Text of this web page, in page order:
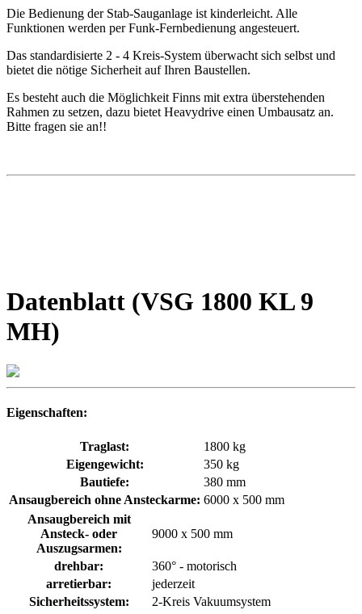
Die Bedienung der Stab-Sauganlage ist kinderleicht. Alle
Funktionen werden per Funk-Fernbedienung angesteuert.
Das standardisierte 2 - 4 Kreis-System überwacht sich selbst und
bietet die nötige Sicherheit auf Ihren Baustellen.
Es besteht auch die Möglichkeit Finns mit extra überstehenden
Rahmen zu setzen, dazu bietet Heavydrive einen Umbausatz an.
Bitte fragen sie an!!
Datenblatt (VSG 1800 KL 9
MH)
Eigenschaften:
Traglast:
1800 kg
Eigengewicht:
350 kg
Bautiefe:
380 mm
Ansaugbereich ohne Ansteckarme: 6000 x 500 mm
Ansaugbereich mit
Ansteck- oder
Auszugsarmen:
9000 x 500 mm
drehbar:
360° - motorisch
arretierbar:
jederzeit
Sicherheitssystem:
2-Kreis Vakuumsystem